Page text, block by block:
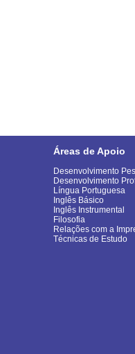
Áreas de Apoio
Desenvolvimento
Desenvolvimento
Língua Portuguesa
Inglês Básico
Inglês Instrumental
Filosofia
Relações com a
Técnicas de Estudo